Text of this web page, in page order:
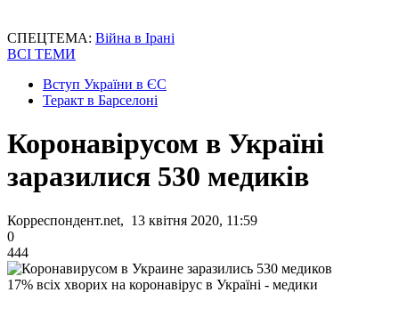
СПЕЦТЕМА: Війна в Ірані
ВСІ ТЕМИ
Вступ України в ЄС
Теракт в Барселоні
Коронавірусом в Україні
заразилися 530 медиків
Корреспондент.net, 13 квітня 2020, 11:59
0
444
17% всіх хворих на коронавірус в Україні - медики